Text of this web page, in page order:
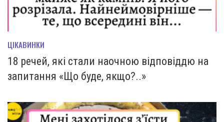
ЦІКАВИНКИ
18 речей, які стали наочною відповіддю на
запитання «Що буде, якщо?..»